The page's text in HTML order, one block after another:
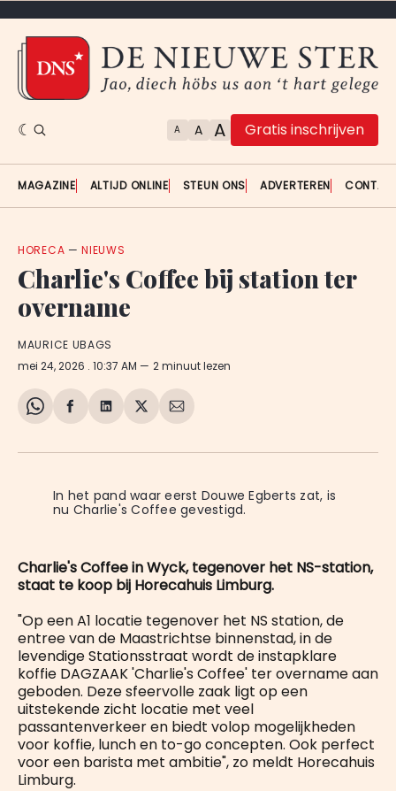
A A A Gratis inschrijven
MAGAZINE ALTIJD ONLINE STEUN ONS ADVERTEREN
HORECA —NIEUWS
Charlie's Coffee bij station ter
overname
MAURICE UBAGS
mei 24, 2026 . 10:37 AM 2 minuut lezen
Share
WhatsApp
Delen
Facebook
Delen
LinkedIn
Share
X
Deel
E-
In het pand waar eerst Douwe Egberts zat, is
nu Charlie's Coffee gevestigd.
Charlie's Coffee in Wyck, tegenover het NS-station,
staat te koop bij Horecahuis Limburg.
"Op een A1 locatie tegenover het NS station, de
entree van de Maastrichtse binnenstad, in de
levendige Stationsstraat wordt de instapklare
koffie DAGZAAK 'Charlie's Coffee' ter overname aan
geboden. Deze sfeervolle zaak ligt op een
uitstekende zicht locatie met veel
passantenverkeer en biedt volop mogelijkheden
voor koffie, lunch en to-go concepten. Ook perfect
voor een barista met ambitie", zo meldt Horecahuis
Limburg.